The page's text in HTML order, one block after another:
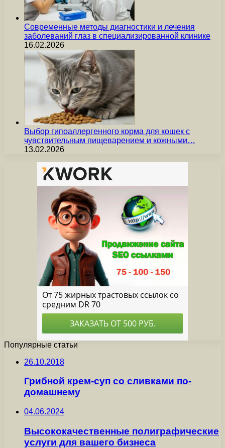
Современные методы диагностики и лечения
заболеваний глаз в специализированной клинике
16.02.2026
Выбор гипоаллергенного корма для кошек с
чувствительным пищеварением и кожными…
13.02.2026
Популярные статьи
26.10.2018
Грибной крем-суп со сливками по-
домашнему
04.06.2024
Высококачественные полиграфические
услуги для вашего бизнеса